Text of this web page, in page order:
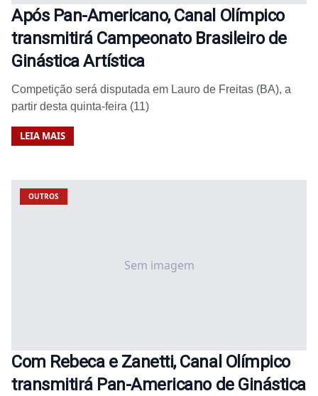
Após Pan-Americano, Canal Olímpico
transmitirá Campeonato Brasileiro de
Ginástica Artística
Competição será disputada em Lauro de Freitas (BA), a
partir desta quinta-feira (11)
LEIA MAIS
Sem imagem
OUTROS
Com Rebeca e Zanetti, Canal Olímpico
transmitirá Pan-Americano de Ginástica